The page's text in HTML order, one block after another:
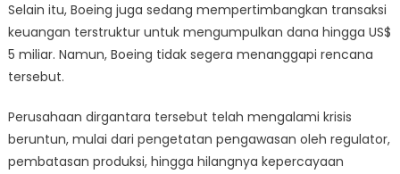
Selain itu, Boeing juga sedang mempertimbangkan transaksi
keuangan terstruktur untuk mengumpulkan dana hingga US$
5 miliar. Namun, Boeing tidak segera menanggapi rencana
tersebut.
Perusahaan dirgantara tersebut telah mengalami krisis
beruntun, mulai dari pengetatan pengawasan oleh regulator,
pembatasan produksi, hingga hilangnya kepercayaan